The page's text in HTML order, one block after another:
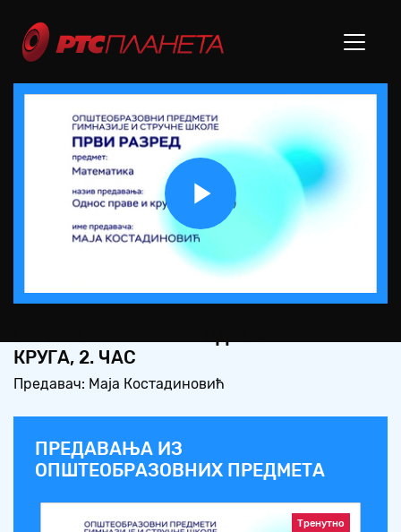
Play
Video
КРУГА, 2. ЧАС
Предавач: Маја Костадиновић
ПРЕДАВАЊА ИЗ
ОПШТЕОБРАЗОВНИХ ПРЕДМЕТА
Тренутно